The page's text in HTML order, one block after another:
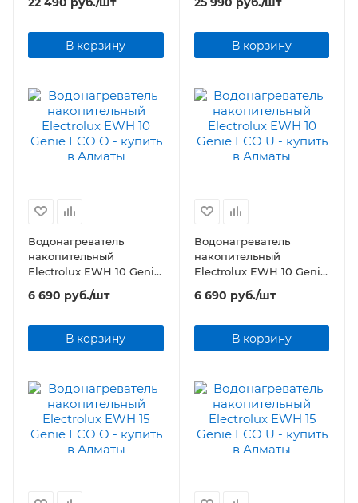
В корзину В корзину
Водонагреватель
накопительный
Electrolux EWH 10 Genie
6 690 руб./шт
В корзину
Водонагреватель
накопительный
Electrolux EWH 10 Genie
6 690 руб./шт
В корзину